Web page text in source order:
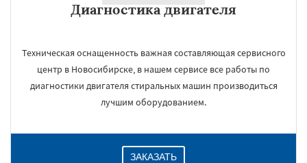
Диагностика двигателя
Техническая оснащенность важная составляющая сервисного
центр в Новосибирске, в нашем сервисе все работы по
диагностики двигателя стиральных машин производиться
лучшим оборудованием.
ЗАКАЗАТЬ